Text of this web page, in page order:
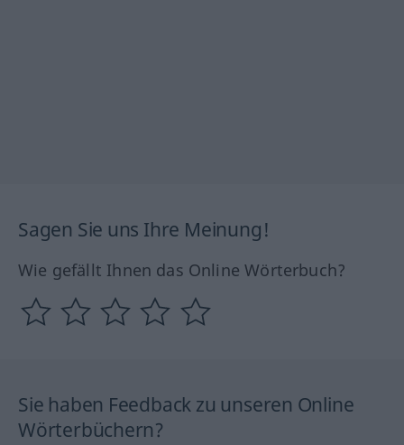
Sagen Sie uns Ihre Meinung!
Wie gefällt Ihnen das Online Wörterbuch?
Sie haben Feedback zu unseren Online
Wörterbüchern?